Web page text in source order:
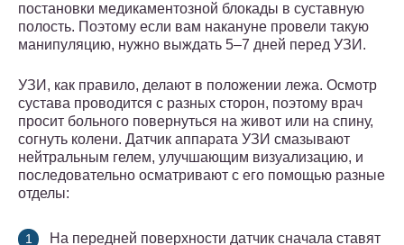
постановки медикаментозной блокады в суставную
полость. Поэтому если вам накануне провели такую
манипуляцию, нужно выждать 5–7 дней перед УЗИ.
УЗИ, как правило, делают в положении лежа. Осмотр
сустава проводится с разных сторон, поэтому врач
просит больного повернуться на живот или на спину,
согнуть колени. Датчик аппарата УЗИ смазывают
нейтральным гелем, улучшающим визуализацию, и
последовательно осматривают с его помощью разные
отделы:
На передней поверхности датчик сначала ставят